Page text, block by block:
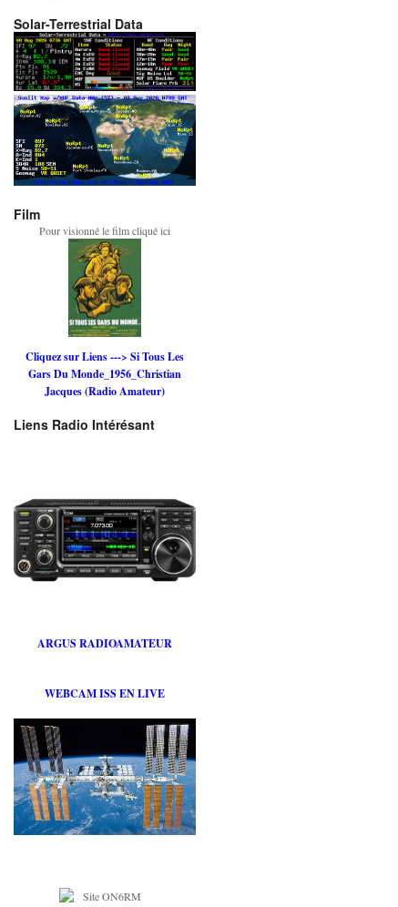
Solar-Terrestrial Data
Film
Pour visionné le film cliqué ici
Cliquez sur Liens ---> Si Tous Les
Gars Du Monde_1956_Christian
Jacques (Radio Amateur)
Liens Radio Intérésant
ARGUS RADIOAMATEUR
WEBCAM ISS EN LIVE